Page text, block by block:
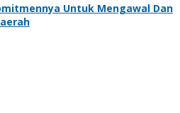
Untuk Mengawal Dan